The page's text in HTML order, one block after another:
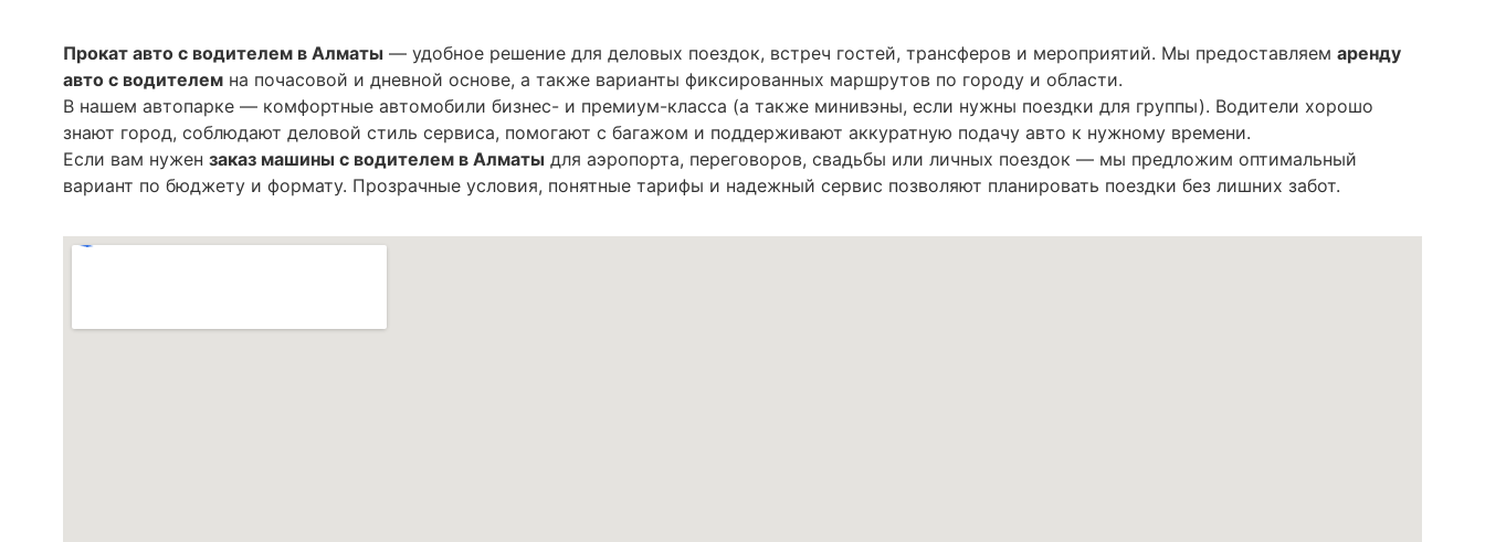
Прокат авто с водителем в Алматы — удобное решение для деловых поездок, встреч гостей, трансферов и мероприятий. Мы предоставляем аренду
авто с водителем на почасовой и дневной основе, а также варианты фиксированных маршрутов по городу и области.
В нашем автопарке — комфортные автомобили бизнес- и премиум-класса (а также минивэны, если нужны поездки для группы). Водители хорошо
знают город, соблюдают деловой стиль сервиса, помогают с багажом и поддерживают аккуратную подачу авто к нужному времени.
Если вам нужен заказ машины с водителем в Алматы для аэропорта, переговоров, свадьбы или личных поездок — мы предложим оптимальный
вариант по бюджету и формату. Прозрачные условия, понятные тарифы и надежный сервис позволяют планировать поездки без лишних забот.